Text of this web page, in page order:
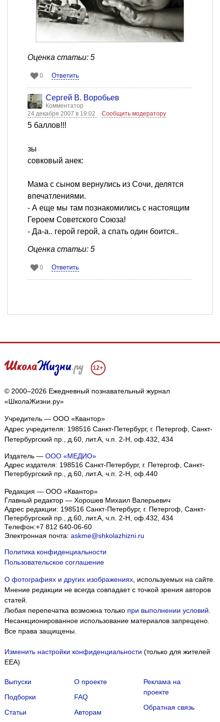
Оценка статьи: 5
0 Ответить
Сергей В. Воробьев
Комментатор
24 декабря 2007 в 19:02
Сообщить модератору
5 баллов!!!
зы
совковый анек:
Мама с сыном вернулись из Сочи, делятся
впечатлениями.
- А еще мы там познакомились с настоящим
Героем Советского Союза!
- Да-а.. герой герой, а спать один боится..
Оценка статьи: 5
0 Ответить
12+
© 2000–2026 Ежедневный познавательный журнал
«ШколаЖизни.ру»
Учредитель — ООО «Квантор»
Адрес учредителя: 198516 Санкт-Петербург, г. Петергоф, Санкт-
Петербургский пр., д.60, лит.А, ч.п. 2-Н, оф.432, 434
Издатель — ООО «МЕДИО»
Адрес издателя: 198516 Санкт-Петербург, г. Петергоф, Санкт-
Петербургский пр., д.60, лит.А, ч.п. 2-Н, оф.440
Редакция — ООО «Квантор»
Главный редактор — Хорошев Михаил Валерьевич
Адрес редакции: 198516 Санкт-Петербург, г. Петергоф, Санкт-
Петербургский пр., д.60, лит.А, ч.п. 2-Н, оф.432, 434
Телефон:+7 812 640-06-60
Электронная почта: askme@shkolazhizni.ru
Политика конфиденциальности
Пользовательское соглашение
О фотографиях и других изображениях, используемых на сайте.
Мнение редакции не всегда совпадает с точкой зрения авторов
статей.
Любая перепечатка возможна только при выполнении условий.
Несанкционированное использование материалов запрещено.
Все права защищены.
Изменить настройки конфиденциальности (только для жителей
EEA)
Выпуски
Подборки
Статьи
О проекте
FAQ
Авторам
Реклама на
проекте
Обратная связь